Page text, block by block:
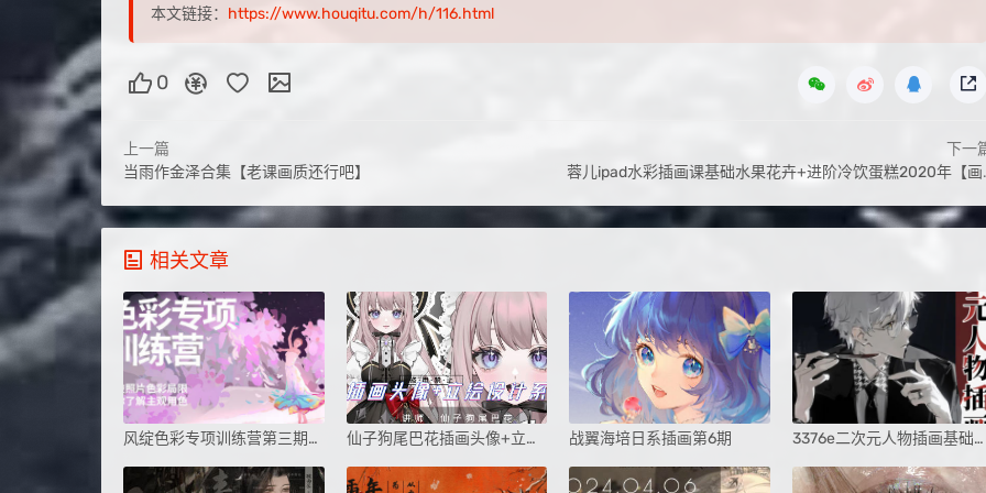
本文链接： https://www.houqitu.com/h/116.html
0
上一篇
当雨作金泽合集【老课画质还行吧】
下一
蓉儿ipad水彩插画课基础水果花卉+进阶冷饮蛋糕2020年【画质不错有笔刷】
相关文章
风绽色彩专项训练营第三期2024 仙子狗尾巴花插画头像+立绘设计系统课第1期 战翼海培日系插画第6期 3376e二次元人物插画基础班课程